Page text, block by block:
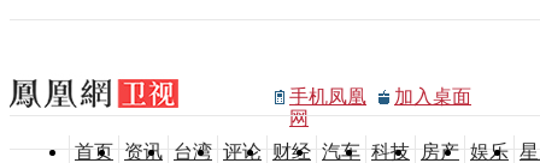
手机凤凰
网
加入桌面
首页 资讯 台湾 评论 财经 汽车 科技 房产 娱乐